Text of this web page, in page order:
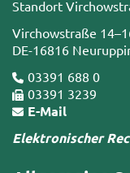
Standort
Virchowstraße
DE-16816
03391 688 0
03391 3239
E-Mail
Elektronischer